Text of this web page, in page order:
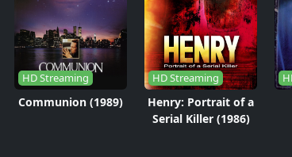
HD Streaming
Communion (1989)
HD Streaming
Henry: Portrait of a
Serial Killer (1986)